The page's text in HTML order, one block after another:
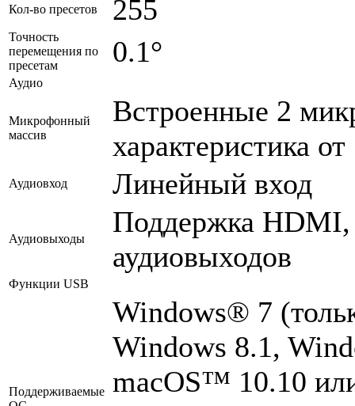
Кол-во пресетов 255
Точность
перемещения по
пресетам
0.1°
Аудио
Микрофонный
массив
Встроенные 2
характеристика
Аудиовход Линейный вход
Аудиовыходы
Поддержка
аудиовыходов
Функции USB
Поддерживаемые
Windows® 7
Windows 8.1,
macOS™ 10.10